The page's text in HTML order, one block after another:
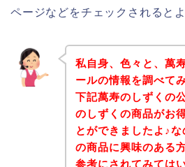
ページなどをチェックされると
私自身、色々と、萬
ールの情報を調べて
下記萬寿のしずくの
のしずくの商品がお
とができましたよ♪
の商品に興味のある
参考にされてみては